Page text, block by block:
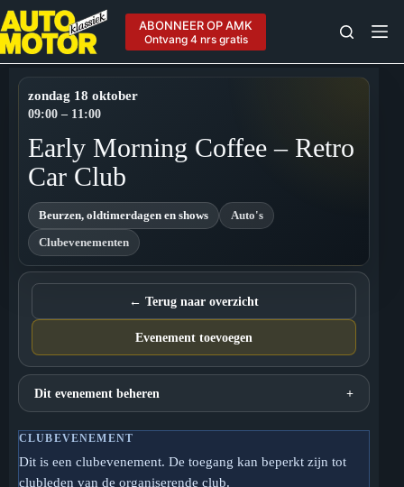
Ga
naar
de
inhoud
ABONNEER OP AMK
Ontvang 4 nrs gratis
zondag 18 oktober
09:00 – 11:00
Early Morning Coffee – Retro
Car Club
Beurzen, oldtimerdagen en shows Auto's
Clubevenementen
← Terug naar overzicht
Evenement toevoegen
Dit evenement beheren
CLUBEVENEMENT
Dit is een clubevenement. De toegang kan beperkt zijn tot
clubleden van de organiserende club.